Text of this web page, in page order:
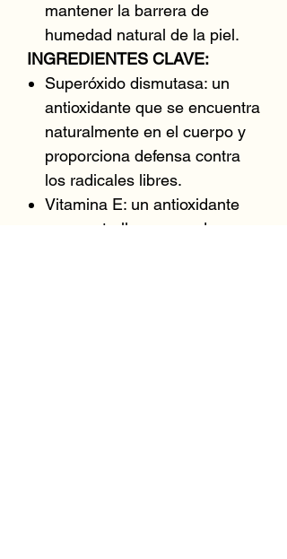
mantener la barrera de
humedad natural de la piel.
INGREDIENTES CLAVE:
Superóxido dismutasa: un
antioxidante que se encuentra
naturalmente en el cuerpo y
proporciona defensa contra
los radicales libres.
Vitamina E: un antioxidante
superestrella que ayuda a